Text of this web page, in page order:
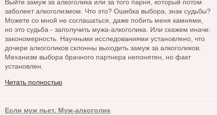
Выйти замуж за алкоголика или за того парня, который потом
заболеет алкоголизмом. Что это? Ошибка выбора, знак судьбы?
Можете со мной не соглашаться, даже побить меня камнями,
но это судьба - заполучить мужа-алкоголика. Или скажем иначе:
закономерность. Научными исследованиями установлено, что
дочери алкоголиков склонны выходить замуж за алкоголиков.
Механизм выбора брачного партнера непонятен, но факт
установлен.
Читать полностью
Если муж пьет. Муж-алкоголик